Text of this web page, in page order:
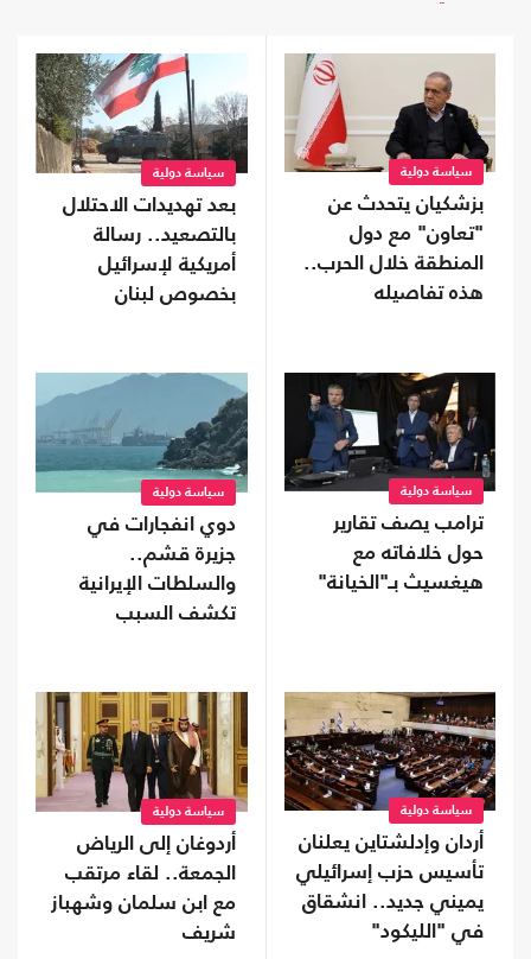
سياسة دولية
بزشكيان يتحدث عن
"تعاون" مع دول
المنطقة خلال الحرب..
هذه تفاصيله
سياسة دولية
بعد تهديدات الاحتلال
بالتصعيد.. رسالة
أمريكية لإسرائيل
بخصوص لبنان
سياسة دولية
ترامب يصف تقارير
حول خلافاته مع
هيغسيث بـ"الخيانة"
سياسة دولية
دوي انفجارات في
جزيرة قشم..
والسلطات الإيرانية
تكشف السبب
سياسة دولية
أردان وإدلشتاين يعلنان
تأسيس حزب إسرائيلي
يميني جديد.. انشقاق
في "الليكود"
سياسة دولية
أردوغان إلى الرياض
الجمعة.. لقاء مرتقب
مع ابن سلمان وشهباز
شريف